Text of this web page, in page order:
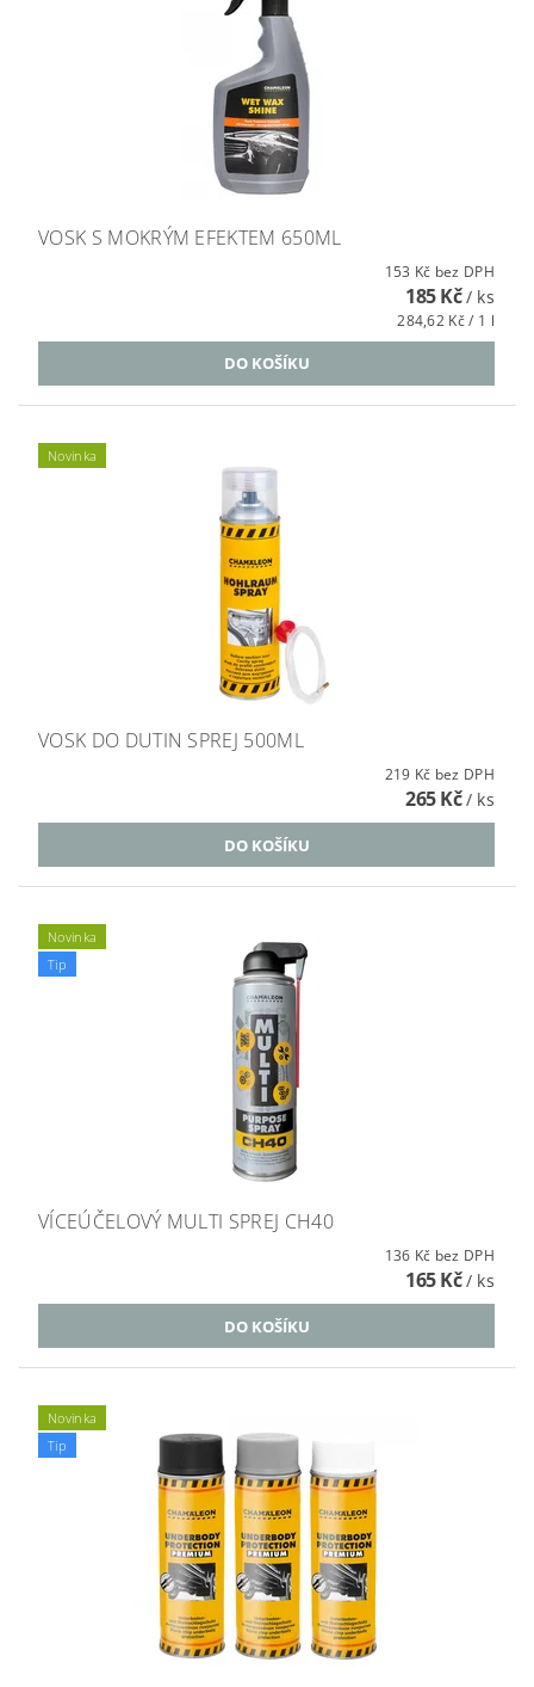
VOSK S MOKRÝM EFEKTEM 650ML
153 Kč bez DPH
185 Kč/ ks
284,62 Kč / 1 l
Novinka
VOSK DO DUTIN SPREJ 500ML
219 Kč bez DPH
265 Kč/ ks
Novinka
Tip
VÍCEÚČELOVÝ MULTI SPREJ CH40
136 Kč bez DPH
165 Kč/ ks
Novinka
Tip